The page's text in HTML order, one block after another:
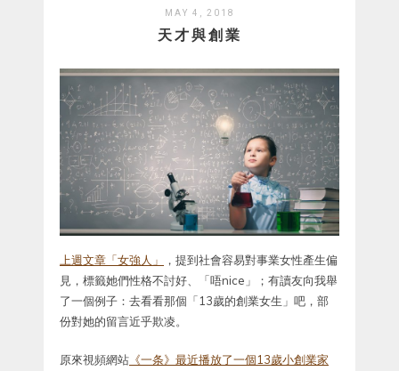
MAY 4, 2018
天才與創業
上週文章「女強人」
，提到社會容易對事業女性產生偏
見，標籤她們性格不討好、「唔nice」；有讀友向我舉
了一個例子：去看看那個「13歲的創業女生」吧，部
份對她的留言近乎欺凌。
原來視頻網站 《一条》最近播放了一個13歲小創業家